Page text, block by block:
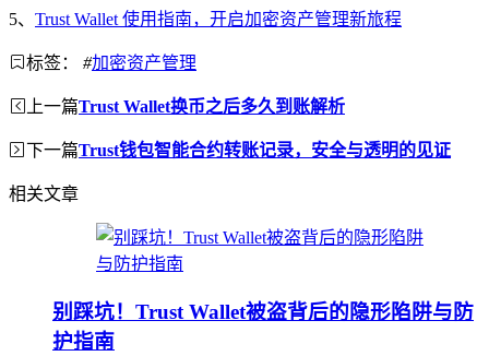
5、 Trust Wallet 使用指南，开启加密资产管理新旅程
标签： #加密资产管理
上一篇Trust Wallet换币之后多久到账解析
下一篇Trust钱包智能合约转账记录，安全与透明的见证
相关文章
别踩坑！Trust Wallet被盗背后的隐形陷阱与防
护指南